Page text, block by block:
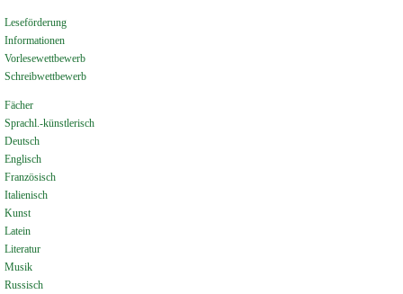
Leseförderung
Informationen
Vorlesewettbewerb
Schreibwettbewerb
Fächer
Sprachl.-künstlerisch
Deutsch
Englisch
Französisch
Italienisch
Kunst
Latein
Literatur
Musik
Russisch